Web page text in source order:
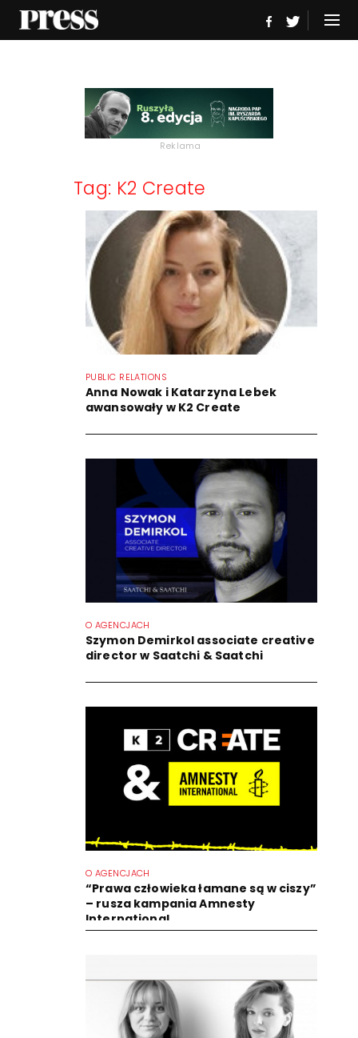
Reklama
Tag: K2 Create
PUBLIC RELATIONS
Anna Nowak i Katarzyna Lebek
awansowały w K2 Create
O AGENCJACH
Szymon Demirkol associate creative
director w Saatchi & Saatchi
O AGENCJACH
“Prawa człowieka łamane są w ciszy”
– rusza kampania Amnesty
International